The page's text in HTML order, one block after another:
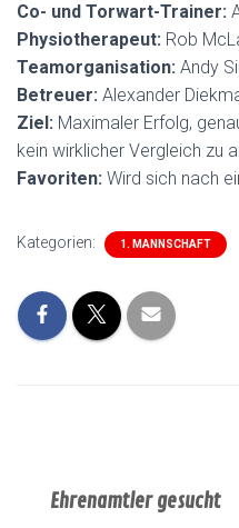
Co- und Torwart-Trainer:
Physiotherapeut: Rob
Teamorganisation: Andy
Betreuer: Alexander
Ziel: Maximaler Erfolg,
kein wirklicher Vergleich zu
Favoriten: Wird sich nach
Kategorien: 1. MANNSCHAFT
Ehrenamtler gesucht